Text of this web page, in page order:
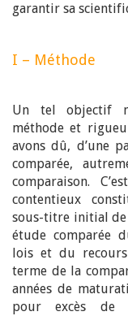
garantir sa
I – Méthode
Un tel objectif
méthode et
avons dû, d’une
comparée,
comparaison.
contentieux
sous-titre initial de
étude comparée
lois et du
terme de la
années de
pour excès de